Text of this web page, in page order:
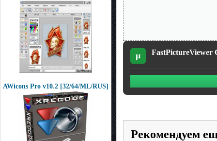
AWicons Pro v10.2 [32/64/ML/RUS]
µ FastPictureViewer
Рекомендуем